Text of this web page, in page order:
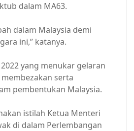
dalam MA63.
dalam Malaysia demi
ini,” katanya.
yang menukar gelaran
serta
pembentukan Malaysia.
istilah Ketua Menteri
di dalam Perlembangan